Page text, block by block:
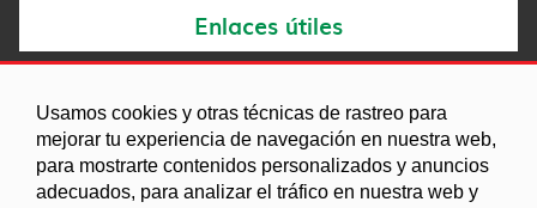
Usamos cookies y otras técnicas de rastreo para
mejorar tu experiencia de navegación en nuestra web,
para mostrarte contenidos personalizados y anuncios
adecuados, para analizar el tráfico en nuestra web y
Enlaces útiles
Agenda
Ordenanzas
Entidades y asociaciones